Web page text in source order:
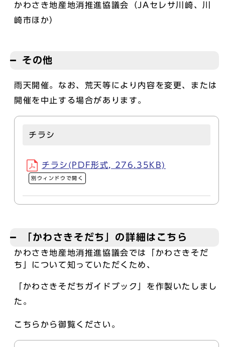
かわさき地産地消推進協議会（JAセレサ川崎、川
崎市ほか）
その他
雨天開催。なお、荒天等により内容を変更、または
開催を中止する場合があります。
チラシ
チラシ(PDF形式, 276.35KB)
別ウィンドウで開く
「かわさきそだち」の詳細はこちら
かわさき地産地消推進協議会では「かわさきそだ
ち」について知っていただくため、
「かわさきそだちガイドブック」を作製いたしまし
た。
こちらから御覧ください。